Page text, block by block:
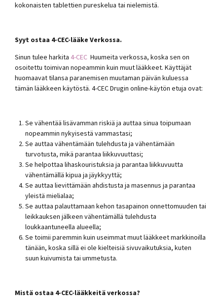
kokonaisten tablettien pureskelua tai nielemistä.
Syyt ostaa 4-CEC-lääke Verkossa.
Sinun tulee harkita 4-CEC Huumeita verkossa, koska sen on
osoitettu toimivan nopeammin kuin muut lääkkeet. Käyttäjät
huomaavat tilansa paranemisen muutaman päivän kuluessa
tämän lääkkeen käytöstä. 4-CEC Drugin online-käytön etuja ovat:
Se vähentää lisävamman riskiä ja auttaa sinua toipumaan
nopeammin nykyisestä vammastasi;
Se auttaa vähentämään tulehdusta ja vähentämään
turvotusta, mikä parantaa liikkuvuuttasi;
Se helpottaa lihaskouristuksia ja parantaa liikkuvuutta
vähentämällä kipua ja jäykkyyttä;
Se auttaa lievittämään ahdistusta ja masennus ja parantaa
yleistä mielialaa;
Se auttaa palauttamaan kehon tasapainon onnettomuuden tai
leikkauksen jälkeen vähentämällä tulehdusta
loukkaantuneella alueella;
Se toimii paremmin kuin useimmat muut lääkkeet markkinoilla
tänään, koska sillä ei ole kielteisiä sivuvaikutuksia, kuten
suun kuivumista tai ummetusta.
Mistä ostaa 4-CEC-lääkkeitä verkossa?